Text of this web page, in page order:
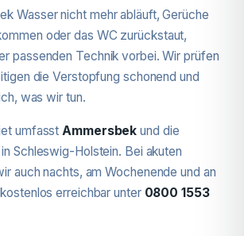
Wasser nicht mehr abläuft, Gerüche
oder das WC zurückstaut,
passenden Technik vorbei. Wir prüfen
die Verstopfung schonend und
was wir tun.
umfasstAmmersbek und die
Schleswig-Holstein. Bei akuten
auch nachts, am Wochenende und an
erreichbar unter 0800 1553